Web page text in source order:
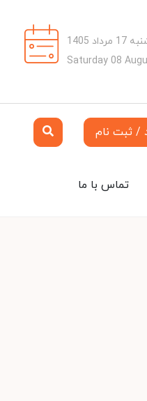
1405
Saturday 08
/ ثبت نام
تماس با ما